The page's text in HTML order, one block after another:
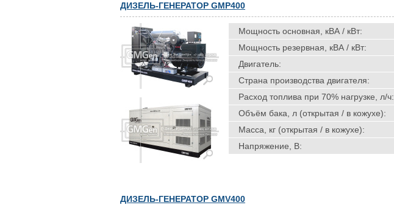
ДИЗЕЛЬ-ГЕНЕРАТОР GMP400
Мощность основная, кВА / кВт:
Мощность резервная, кВА / кВт:
Двигатель:
Страна производства двигателя:
Расход топлива при 70% нагрузке, л/ч:
Объём бака, л (открытая / в кожухе):
Масса, кг (открытая / в кожухе):
Напряжение, В:
ДИЗЕЛЬ-ГЕНЕРАТОР GMV400